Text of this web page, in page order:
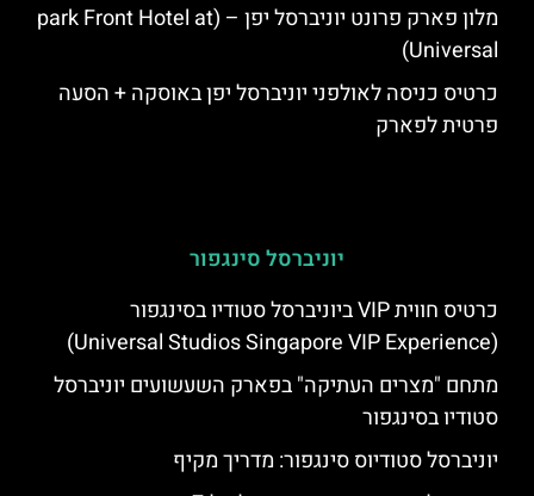
מלון פארק פרונט יוניברסל יפן – (park Front Hotel at
Universal)
כרטיס כניסה לאולפני יוניברסל יפן באוסקה + הסעה
פרטית לפארק
יוניברסל סינגפור
כרטיס חווית VIP ביוניברסל סטודיו בסינגפור
(Universal Studios Singapore VIP Experience)
מתחם "מצרים העתיקה" בפארק השעשועים יוניברסל
סטודיו בסינגפור
יוניברסל סטודיוס סינגפור: מדריך מקיף